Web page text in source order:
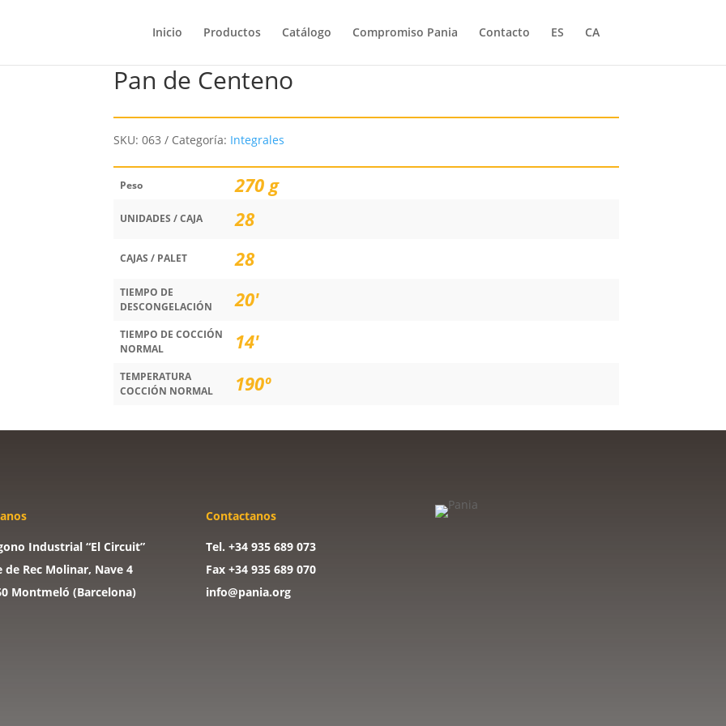
Inicio Productos Catálogo Compromiso Pania Contacto ES CA
Pan de Centeno
SKU: 063 Categoría: Integrales
Peso 270 g
UNIDADES / CAJA 28
CAJAS / PALET 28
TIEMPO DE
DESCONGELACIÓN
20'
TIEMPO DE COCCIÓN
NORMAL
14'
TEMPERATURA
COCCIÓN NORMAL
190º
Industrial “El Circuit”
de Rec Molinar, Nave 4
Montmeló (Barcelona)
Contactanos
Tel. +34 935 689 073
Fax +34 935 689 070
info@pania.org